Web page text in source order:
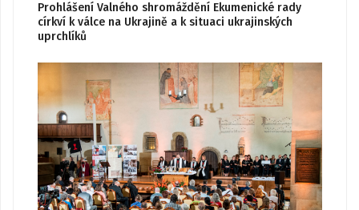
Prohlášení Valného shromáždění Ekumenické rady
církví k válce na Ukrajině a k situaci ukrajinských
uprchlíků